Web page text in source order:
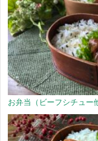
お弁当（ビーフシチュー